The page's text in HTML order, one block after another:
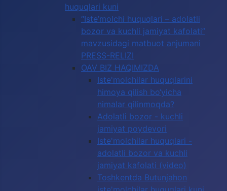
huquqlari kuni
“Iste’molchi huquqlari – adolatli
bozor va kuchli jamiyat kafolati”
mavzusidagi matbuot anjumani
PRESS-RELIZI
OAV BIZ HAQIMIZDA
Iste'molchilar huquqlarini
himoya qilish bo‘yicha
nimalar qilinmoqda?
Adolatli bozor - kuchli
jamiyat poydevori
Iste'molchilar huquqlari -
adolatli bozor va kuchli
jamiyat kafolati (video)
Toshkentda Butunjahon